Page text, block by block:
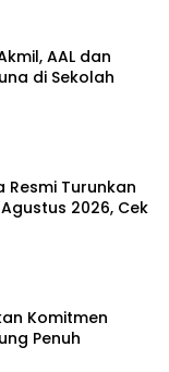
AAL dan
di Sekolah
Resmi Turunkan
2026, Cek
Komitmen
Penuh